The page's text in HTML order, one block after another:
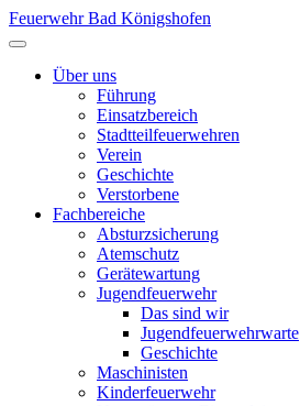
Feuerwehr Bad Königshofen
Über uns
Führung
Einsatzbereich
Stadtteilfeuerwehren
Verein
Geschichte
Verstorbene
Fachbereiche
Absturzsicherung
Atemschutz
Gerätewartung
Jugendfeuerwehr
Das sind wir
Jugendfeuerwehrwarte
Geschichte
Maschinisten
Kinderfeuerwehr